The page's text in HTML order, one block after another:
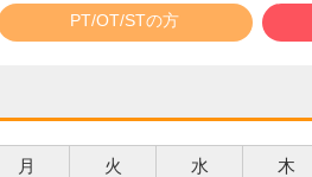
PT/OT/STの方
月 火 水 木